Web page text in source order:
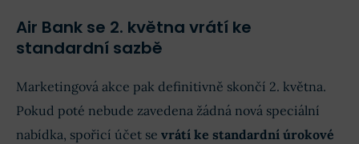
Air Bank se 2. května vrátí ke
standardní sazbě
Marketingová akce pak definitivně skončí 2. května.
Pokud poté nebude zavedena žádná nová speciální
nabídka, spořicí účet se vrátí ke standardní úrokové